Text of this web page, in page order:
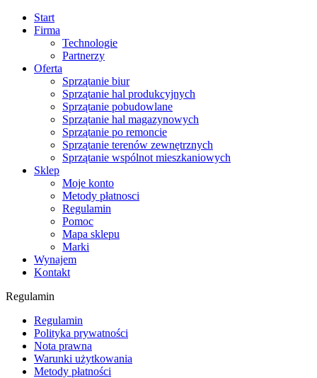
Start
Firma
Technologie
Partnerzy
Oferta
Sprzątanie biur
Sprzątanie hal produkcyjnych
Sprzątanie pobudowlane
Sprzątanie hal magazynowych
Sprzątanie po remoncie
Sprzątanie terenów zewnętrznych
Sprzątanie wspólnot mieszkaniowych
Sklep
Moje konto
Metody płatnosci
Regulamin
Pomoc
Mapa sklepu
Marki
Wynajem
Kontakt
Regulamin
Regulamin
Polityka prywatności
Nota prawna
Warunki użytkowania
Metody płatności